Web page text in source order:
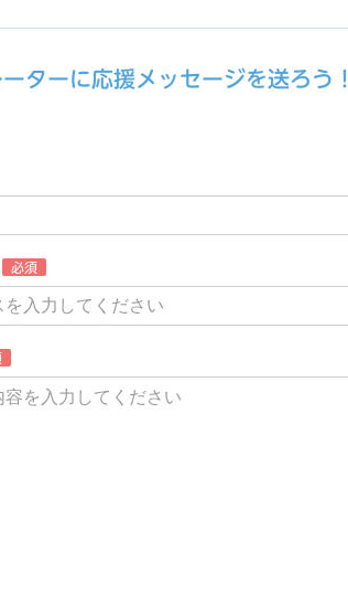
ターに応援メッセージを送ろう！
必須